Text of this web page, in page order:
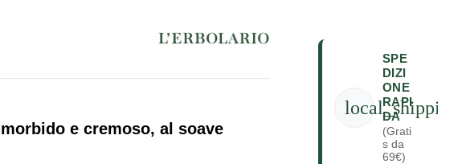
e cremoso, al soave
local_shipping
SPE
DIZI
ONE
RAPI
DA
(Grati
s da
69€)